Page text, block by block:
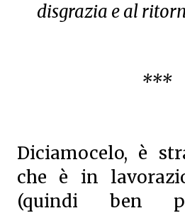
disgrazia e al
***
Diciamocelo, è
che è in
(quindi ben